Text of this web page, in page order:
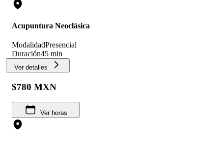
Acupuntura Neoclásica
ModalidadPresencial
Duración45 min
Ver detalles
$780 MXN
Ver horas